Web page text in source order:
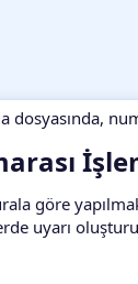
dosyasında,
göre
uyarı